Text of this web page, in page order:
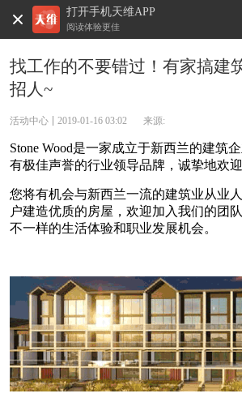
打开手机天维APP
阅读体验更佳
天维新闻
找工作的不要错过！有家搞建
招人~
活动中心 2019-01-16 03:02 来源:
Stone Wood是一家成立于新西兰的建筑
有极佳声誉的行业领导品牌，诚挚地欢迎
您将有机会与新西兰一流的建筑业从业
户建造优质的房屋，欢迎加入我们的团
不一样的生活体验和职业发展机会。